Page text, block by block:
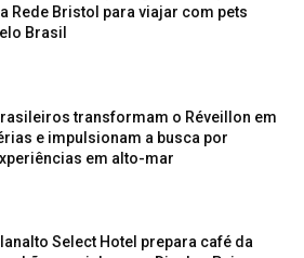
Rede Bristol para viajar com pets
Brasil
transformam o Réveillon em
e impulsionam a busca por
em alto-mar
Select Hotel prepara café da